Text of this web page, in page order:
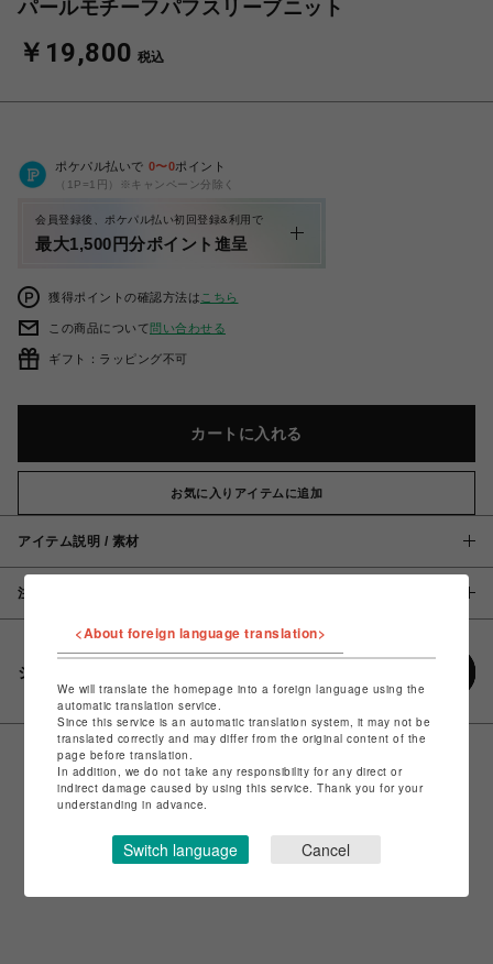
パールモチーフパフスリーブニット
￥19,800 税込
ポケパル払いで 0〜0ポイント
（1P=1円）※キャンペーン分除く
会員登録後、ポケパル払い初回登録&利用で
最大1,500円分ポイント進呈
獲得ポイントの確認方法は こちら
この商品について問い合わせる
ギフト：ラッピング不可
カートに入れる
お気に入りアイテムに追加
アイテム説明 / 素材
注意事項
シェアする
<About foreign language translation>
We will translate the homepage into a foreign language using the
automatic translation service.
Since this service is an automatic translation system, it may not be
translated correctly and may differ from the original content of the
page before translation.
In addition, we do not take any responsibility for any direct or
indirect damage caused by using this service. Thank you for your
understanding in advance.
Switch language Cancel